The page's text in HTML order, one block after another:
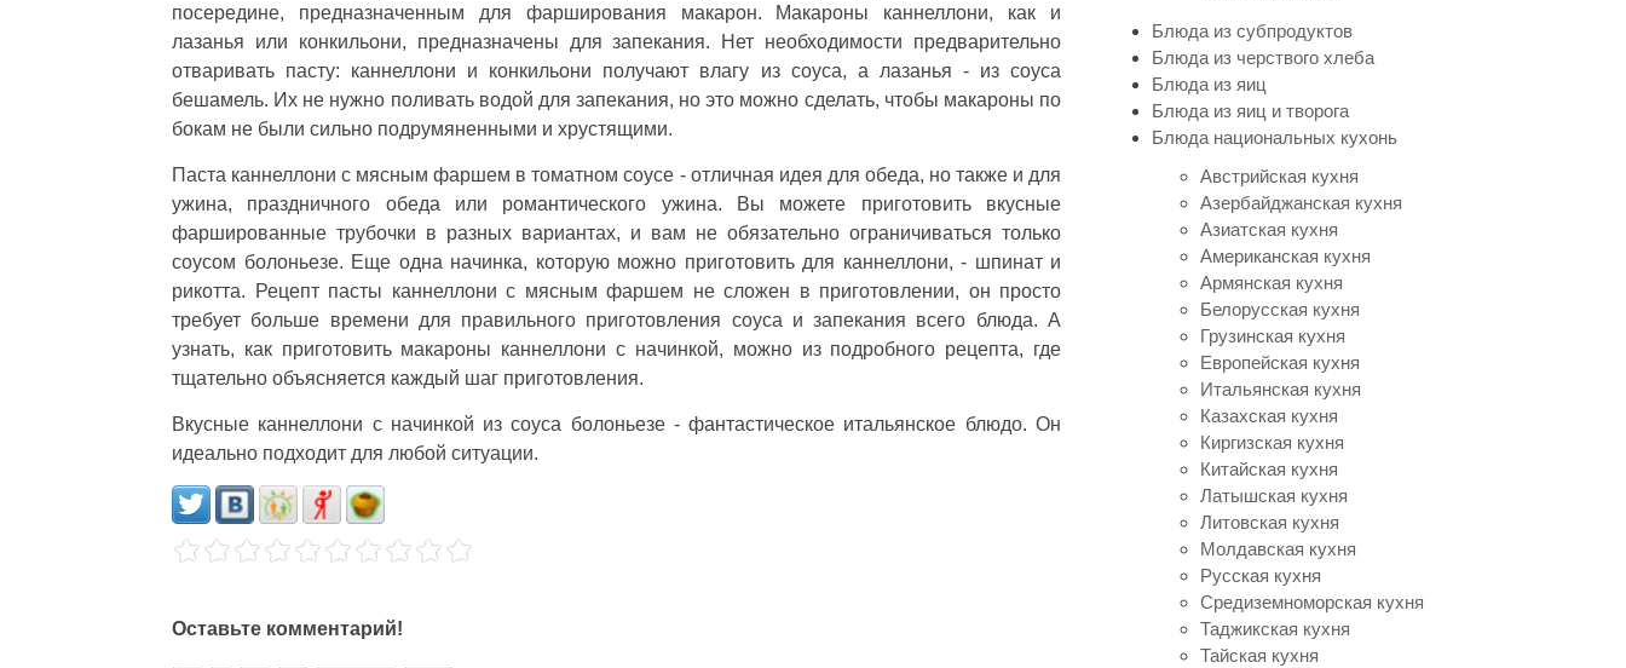
посередине, предназначенным для фарширования макарон. Макароны каннеллони, как и
лазанья или конкильони, предназначены для запекания. Нет необходимости предварительно
отваривать пасту: каннеллони и конкильони получают влагу из соуса, а лазанья - из соуса
бешамель. Их не нужно поливать водой для запекания, но это можно сделать, чтобы макароны по
бокам не были сильно подрумяненными и хрустящими.
Паста каннеллони с мясным фаршем в томатном соусе - отличная идея для обеда, но также и для
ужина, праздничного обеда или романтического ужина. Вы можете приготовить вкусные
фаршированные трубочки в разных вариантах, и вам не обязательно ограничиваться только
соусом болоньезе. Еще одна начинка, которую можно приготовить для каннеллони, - шпинат и
рикотта. Рецепт пасты каннеллони с мясным фаршем не сложен в приготовлении, он просто
требует больше времени для правильного приготовления соуса и запекания всего блюда. А
узнать, как приготовить макароны каннеллони с начинкой, можно из подробного рецепта, где
тщательно объясняется каждый шаг приготовления.
Вкусные каннеллони с начинкой из соуса болоньезе - фантастическое итальянское блюдо. Он
идеально подходит для любой ситуации.
Оставьте комментарий!
Блюда из субпродуктов
Блюда из черствого хлеба
Блюда из яиц
Блюда из яиц и творога
Блюда национальных кухонь
Австрийская кухня
Азербайджанская кухня
Азиатская кухня
Американская кухня
Армянская кухня
Белорусская кухня
Грузинская кухня
Европейская кухня
Итальянская кухня
Казахская кухня
Киргизская кухня
Китайская кухня
Латышская кухня
Литовская кухня
Молдавская кухня
Русская кухня
Средиземноморская кухня
Таджикская кухня
Тайская кухня